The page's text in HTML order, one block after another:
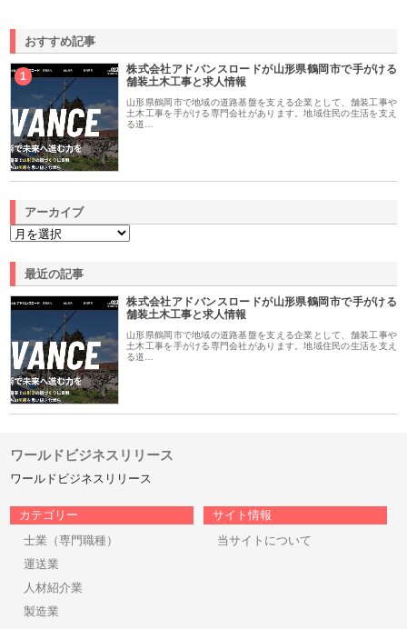
おすすめ記事
1
株式会社アドバンスロードが山形県鶴岡市で手がける
舗装土木工事と求人情報
山形県鶴岡市で地域の道路基盤を支える企業として、舗装工事や
土木工事を手がける専門会社があります。地域住民の生活を支え
る道…
アーカイブ
最近の記事
株式会社アドバンスロードが山形県鶴岡市で手がける
舗装土木工事と求人情報
山形県鶴岡市で地域の道路基盤を支える企業として、舗装工事や
土木工事を手がける専門会社があります。地域住民の生活を支え
る道…
ワールドビジネスリリース
ワールドビジネスリリース
カテゴリー
士業（専門職種）
運送業
人材紹介業
製造業
サイト情報
当サイトについて